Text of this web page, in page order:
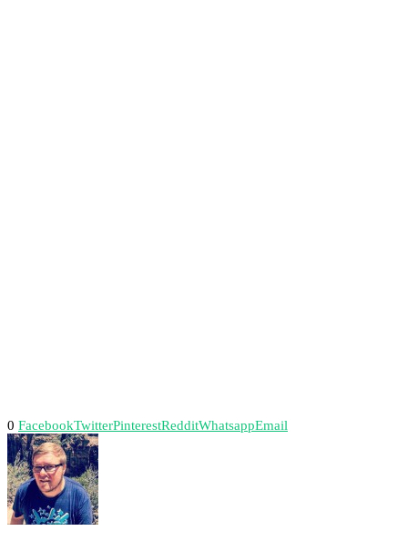
0 FacebookTwitterPinterestRedditWhatsappEmail